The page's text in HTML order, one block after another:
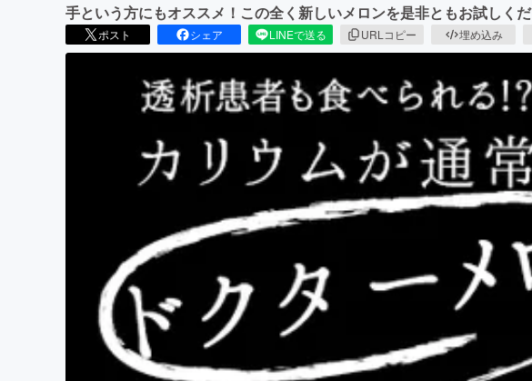
手という方にもオススメ！この全く新しいメロンを是非ともお試しくだ
ポスト シェア LINEで送る URLコピー 埋め込み